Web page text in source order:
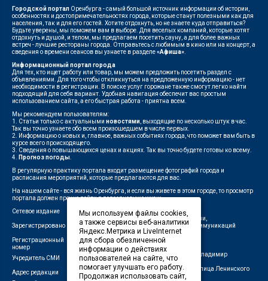
Городской портал Оренбурга - самый большой источник информации об истории,
особенностях и достопримечательностях города, которые станут полезными как для
населения, так и для его гостей. Хотите отдохнуть, но не знаете куда отправиться?
Будьте уверены, мы поможем вам в выборе. Для веселых компаний, которые хотят
отдохнуть и душой, и телом, мы предлагаем посетить сауну, а для более важных
встреч - лучшие рестораны города. Отправьтесь с любимым в кино или на концерт, а
сведения о времени сеансов вы узнаете в разделе«Афиша»
Информационный портал города
Для тех, кто ищет работу или товар, мы можем предложить посетить раздел с
объявлениями. Для того чтобы откликнуться на предложенную информацию - нет
необходимости в регистрации. В поиске услуг горожане также смогут легко найти
подходящий для себя вариант. Удобная навигация обеспечит вас простым
использованием сайта, а его быстрая работа - приятна всем.
Мы рекомендуем пользователям:
1. Статьи только с актуальными новостями , выходящие по несколько штук в час.
Так вы точно узнаете обо всем произошедшем в числе первых.
2. Информацию о новых и, главное, важных событиях города, что поможет вам быть в
курсе всего происходящего.
3. Сведения о повышающихся ценах и акциях. Так вы точно будете готовы ко всему.
4.
Прогноз погоды
В регулярную практику портала входит размещение фотографий города и
расписания мероприятий, которые предлагаются для вас.
На нашем сайте - вся жизнь Оренбурга, и если вы живете в этом городе, то просмотр
портала должен прочно войти в повседневную жизнь.
Сетевое издание
"1743"
Зарегистрировано
Федеральной службой по надзору в сфере связи,
информационных технологий и массовых коммуникаций
(Роскомнадзор)
Регистрационный
номер
ЭЛ № ФС 77-75960 от 19.06.2019 г.
Учредитель СМИ
Индивидуальный предприниматель Савин Владимир
Валерьевич
Адрес редакции
462411, Оренбургская область, город Орск, улица Ленинского
Комсомола, д. 4-Б
Мы используем файлы cookies,
а также сервисы веб-аналитики
Яндекс.Метрика и LiveInternet
для сбора обезличенной
информации о действиях
пользователей на сайте, что
помогает улучшать его работу.
Продолжая использовать сайт,